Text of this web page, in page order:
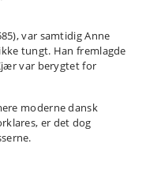
var samtidig Anne
tungt. Han fremlagde
var berygtet for
moderne dansk
er det dog